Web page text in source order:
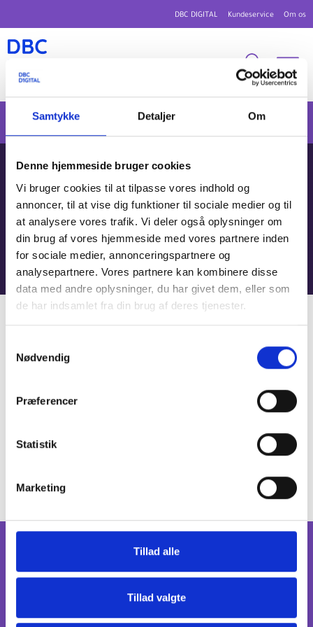
Samtykke Detaljer Om
Denne hjemmeside bruger cookies
Vi bruger cookies til at tilpasse vores indhold og
annoncer, til at vise dig funktioner til sociale medier og til
at analysere vores trafik. Vi deler også oplysninger om
din brug af vores hjemmeside med vores partnere inden
for sociale medier, annonceringspartnere og
analysepartnere. Vores partnere kan kombinere disse
data med andre oplysninger, du har givet dem, eller som
de har indsamlet fra din brug af deres tjenester.
Nødvendig
Præferencer
Statistik
Marketing
Tillad alle
Tillad valgte
DBC DIGITAL Kundeservice Om os
Dokumentation Formateringsvejledninger Brætspil og andre spil
Brætspil og andre
spil
Vejledning i danMARC2-formatering af brætspil og andre spil.
Senest opdateret: 16. december 2025
Hentvejledning i PDF-format
Nyhedsbreve og sociale medier